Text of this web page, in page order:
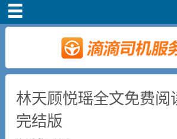
司机注册
新手指导
奖励政策
林天顾悦瑶全文免费阅
完结版